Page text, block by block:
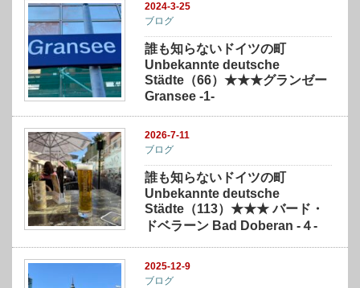
2024-3-25
ブログ
誰も知らないドイツの町
Unbekannte deutsche
Städte（66）★★★グランゼー
Gransee -1-
2026-7-11
ブログ
誰も知らないドイツの町
Unbekannte deutsche
Städte（113）★★★ バード・
ドベラーン Bad Doberan -４-
2025-12-9
ブログ